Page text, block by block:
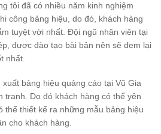
tôi đã có nhiều năm kinh nghiệm
công bảng hiệu, do đó, khách hàng
tuyệt vời nhất. Đội ngũ nhân viên tại
được đào tạo bài bản nên sẽ đem lại
nhất.
bảng hiệu quảng cáo tại Vũ Gia
tranh. Do đó khách hàng có thể yên
thể thiết kế ra những mẫu bảng hiệu
cho khách hàng.